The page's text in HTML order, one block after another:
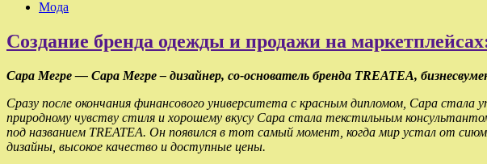
Мода
Создание бренда одежды и продажи на
Сара Мегре — Сара Мегре – дизайнер, со-основатель бренда TREATEA,
Сразу после окончания финансового университета с красным дипломом, Сара стала
природному чувству стиля и хорошему вкусу Сара стала текстильным
под названием TREATEA. Он появился в тот самый момент, когда мир устал от
дизайны, высокое качество и доступные цены.